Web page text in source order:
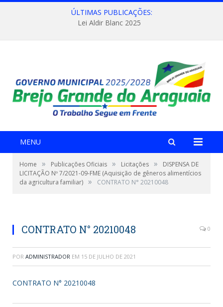
ÚLTIMAS PUBLICAÇÕES:
Lei Aldir Blanc 2025
MENU
Home » Publicações Oficiais » Licitações »
DISPENSA DE
LICITAÇÃO Nº 7/2021-09-FME (Aquisição de gêneros alimentícios
da agricultura familiar) » CONTRATO N° 20210048
CONTRATO N° 20210048 0
POR ADMINISTRADOR EM 15 DE JULHO DE 2021
CONTRATO N° 20210048